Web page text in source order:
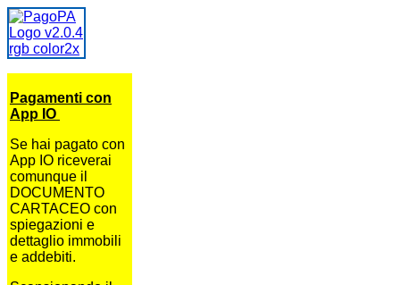
Pagamenti con
App IO
Se hai pagato con
App IO riceverai
comunque il
DOCUMENTO
CARTACEO con
spiegazioni e
dettaglio immobili
e addebiti.